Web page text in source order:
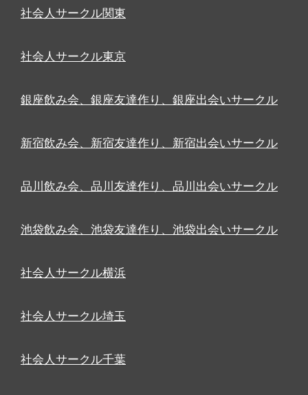
社会人サークル関東
社会人サークル東京
銀座飲み会、銀座友達作り、銀座出会いサークル
新宿飲み会、新宿友達作り、新宿出会いサークル
品川飲み会、品川友達作り、品川出会いサークル
池袋飲み会、池袋友達作り、池袋出会いサークル
社会人サークル横浜
社会人サークル埼玉
社会人サークル千葉